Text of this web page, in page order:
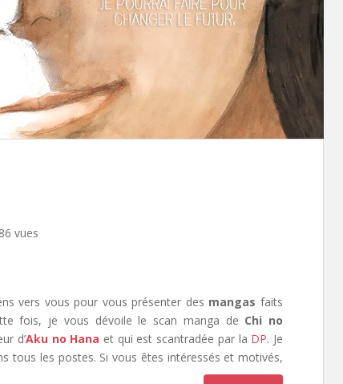
vues
vers vous pour vous présenter des mangas faits
fois, je vous dévoile le scan manga de Chi no
d’Aku no Hana et qui est scantradée par la DP. Je
tous les postes. Si vous êtes intéressés et motivés,